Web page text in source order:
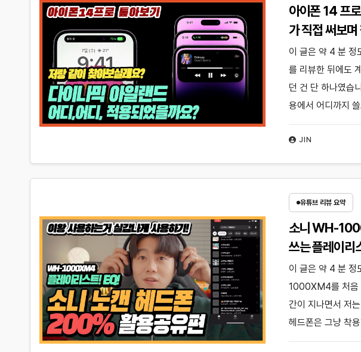
아이폰 14 프
가 직접 써보
JIN
이 글은 약 4 분 정
를 리뷰한 뒤에도
던 건 단 하나였습
용에서 어디까지
유튜브 리뷰 요약
소니 WH-
쓰는 플레이리
이 글은 약 4 분 정
1000XM4를 처음
간이 지나면서 저
헤드폰은 그냥 착